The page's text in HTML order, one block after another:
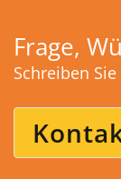
Frage,
Schreiben